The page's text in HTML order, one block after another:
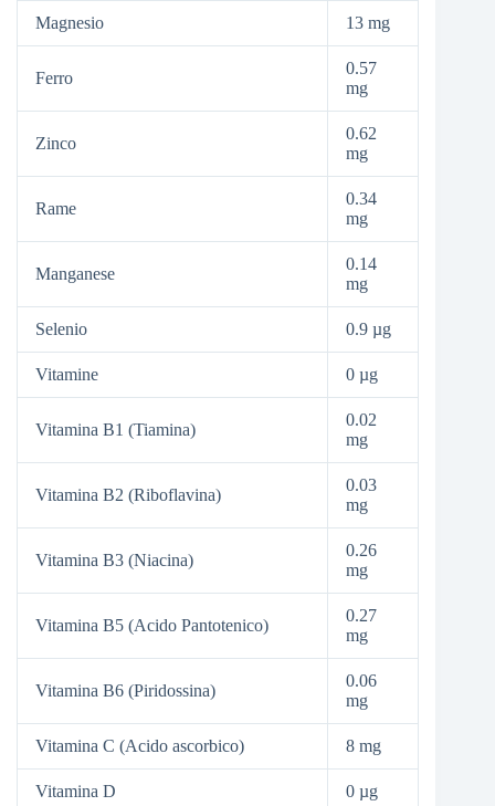
Magnesio 13 mg
Ferro
0.57
mg
Zinco
0.62
mg
Rame
0.34
mg
Manganese
0.14
mg
Selenio 0.9 µg
Vitamine 0 µg
Vitamina B1 (Tiamina)
0.02
mg
Vitamina B2 (Riboflavina)
0.03
mg
Vitamina B3 (Niacina)
0.26
mg
Vitamina B5 (Acido Pantotenico)
0.27
mg
Vitamina B6 (Piridossina)
0.06
mg
Vitamina C (Acido ascorbico) 8 mg
Vitamina D 0 µg